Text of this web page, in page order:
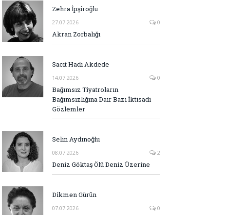
Zehra İpşiroğlu
27.07.2026 0
Akran Zorbalığı
Sacit Hadi Akdede
14.07.2026 0
Bağımsız Tiyatroların
Bağımsızlığına Dair Bazı İktisadi
Gözlemler
Selin Aydınoğlu
08.07.2026 2
Deniz Göktaş Ölü Deniz Üzerine
Dikmen Gürün
07.07.2026 0